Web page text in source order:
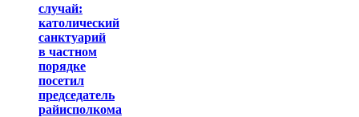
случай:
католический
санктуарий
в частном
порядке
посетил
председатель
райисполкома